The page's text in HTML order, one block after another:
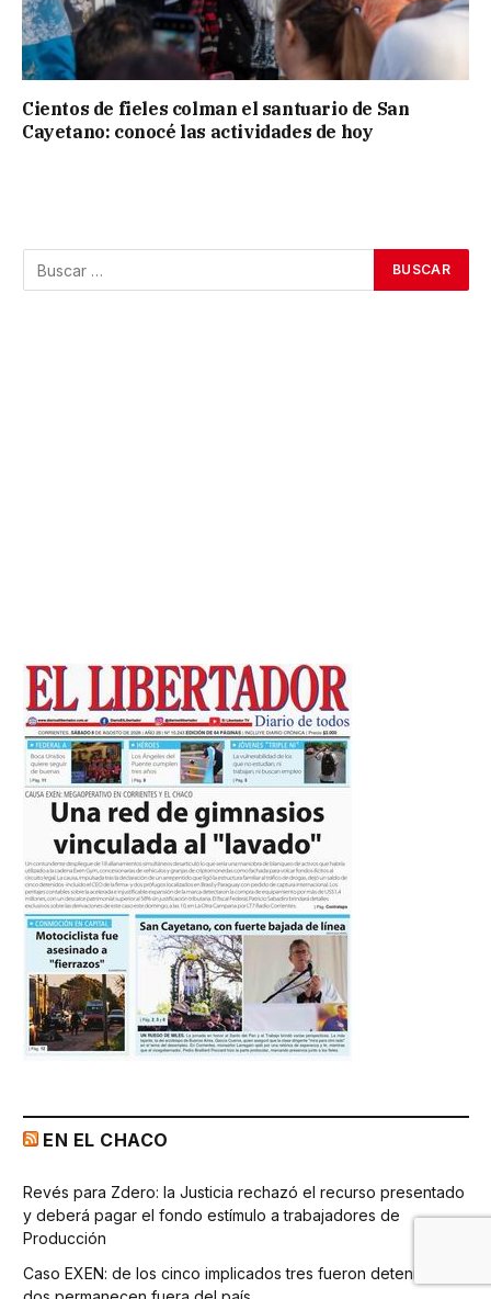
Cientos de fieles colman el santuario de San
Cayetano: conocé las actividades de hoy
EN EL CHACO
Revés para Zdero: la Justicia rechazó el recurso presentado
y deberá pagar el fondo estímulo a trabajadores de
Producción
Caso EXEN: de los cinco implicados tres fueron detenidos y